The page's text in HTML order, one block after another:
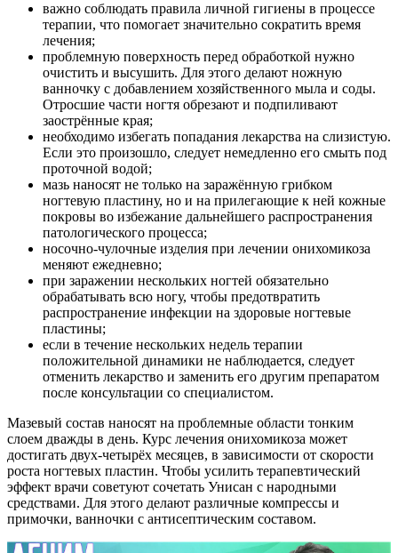
важно соблюдать правила личной гигиены в процессе
терапии, что помогает значительно сократить время
лечения;
проблемную поверхность перед обработкой нужно
очистить и высушить. Для этого делают ножную
ванночку с добавлением хозяйственного мыла и соды.
Отросшие части ногтя обрезают и подпиливают
заострённые края;
необходимо избегать попадания лекарства на слизистую.
Если это произошло, следует немедленно его смыть под
проточной водой;
мазь наносят не только на заражённую грибком
ногтевую пластину, но и на прилегающие к ней кожные
покровы во избежание дальнейшего распространения
патологического процесса;
носочно-чулочные изделия при лечении онихомикоза
меняют ежедневно;
при заражении нескольких ногтей обязательно
обрабатывать всю ногу, чтобы предотвратить
распространение инфекции на здоровые ногтевые
пластины;
если в течение нескольких недель терапии
положительной динамики не наблюдается, следует
отменить лекарство и заменить его другим препаратом
после консультации со специалистом.
Мазевый состав наносят на проблемные области тонким
слоем дважды в день. Курс лечения онихомикоза может
достигать двух-четырёх месяцев, в зависимости от скорости
роста ногтевых пластин. Чтобы усилить терапевтический
эффект врачи советуют сочетать Унисан с народными
средствами. Для этого делают различные компрессы и
примочки, ванночки с антисептическим составом.